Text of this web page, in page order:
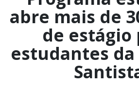
abre mais de
de estágio
estudantes da